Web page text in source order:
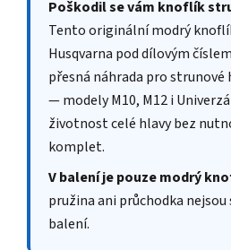
Poškodil se vám knoflík
Tento originální modrý
Husqvarna pod dílovým
přesná náhrada pro strunové
— modely M10, M12 i
životnost celé hlavy bez
komplet.
V balení je pouze modrý
pružina ani průchodka
balení.